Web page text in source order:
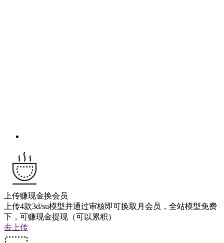
上传赚现金换会员
上传4款3d/su模型并通过审核即可换取月会员，全站模型免费
下，可赚现金提现（可以累积）
去上传